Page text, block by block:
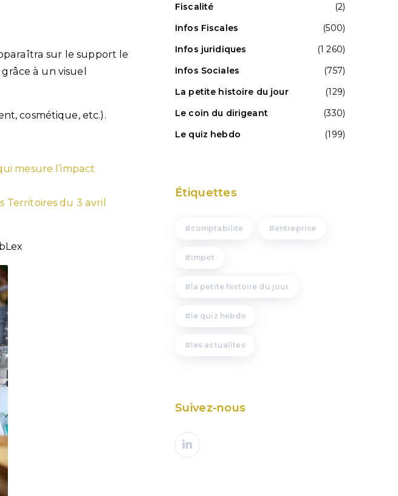
sur le support le
à un visuel
cosmétique, etc.).
mesure l’impact
Territoires du 3 avril
Fiscalité
(2)
Infos Fiscales
(500)
Infos juridiques
(1 260)
Infos Sociales
(757)
La petite histoire du jour
(129)
Le coin du dirigeant
(330)
Le quiz hebdo
(199)
Étiquettes
comptabilite entreprise
impot
la petite histoire du jour
le quiz hebdo
les actualites
Suivez-nous